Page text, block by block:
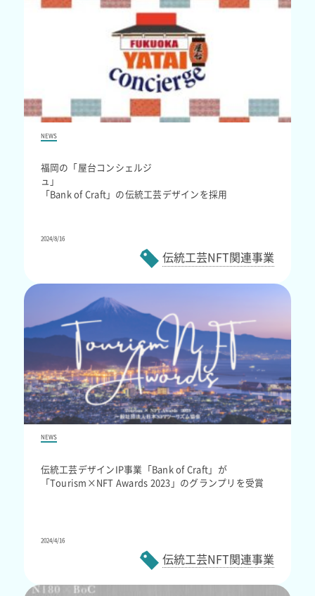
NEWS
福岡の「屋台コンシェルジ
ュ」
「Bank of Craft」の伝統工芸デザインを採用
2024/8/16
伝統工芸NFT関連事業
NEWS
伝統工芸デザインIP事業「Bank of Craft」が
「Tourism×NFT Awards 2023」のグランプリを受賞
2024/4/16
伝統工芸NFT関連事業